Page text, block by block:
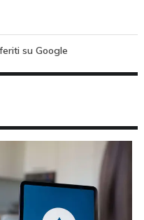
su Google